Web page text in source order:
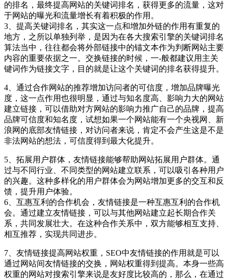
的排名，最终提高网站的关键词排名，获得更多的流量，这对
于网站的曝光和流量增长有着积极的作用。
3、提高关键词排名，其实这一点和增加外链的作用有重复的
地方，之所以单独列举，是因为在各大搜索引擎的关键词排名
算法当中，往往都会将外部链接中的锚文本作为判断网站主要
内容的重要依据之一。交换链接的时候，一-般都建议用主关
键词作为链接文字，目的就是让这个关键词的排名获得提升。
4、通过合作网站的推荐增加访问者的可信度，增加品牌曝光
度，这一点作用也很明显，通过与知名度高、影响力大的网站
建立链接，可以借助对方网站的影响力推广自己的品牌，提高
品牌可信度和知名度，试想如果一个网站能有一个央视网、新
浪网的底部友情链接，对访问者来说，肯定不会产生这是不是
非法网站的想法，可信度得到最大化提升。
5、拓展用户群体，友情链接能够帮助网站拓展用户群体。通
过与不同行业、不同类型的网站建立联系，可以吸引各种用户
的兴趣。这种多样化的用户群体会为网站增加更多的交互和反
馈，提升用户体验。
6、互惠互利的合作机会，友情链接是一种互惠互利的合作机
会。通过建立友情链接，可以与其他网站建立起长期合作关
系，共同发展壮大。在这种合作关系中，双方能够相互支持、
相互推荐，实现共同进步。
7、友情链接提高网站权重，SEO中友情链接的作用就是可以
通过网站间友情链接的交换，网站权重得到提高。本身一些高
权重的网站对搜索引擎来说是友好度比较高的，那么，在通过